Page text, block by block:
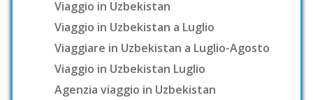
Viaggio in Uzbekistan
Viaggio in Uzbekistan a Luglio
Viaggiare in Uzbekistan a Luglio-Agosto
Viaggio in Uzbekistan Luglio
Agenzia viaggio in Uzbekistan